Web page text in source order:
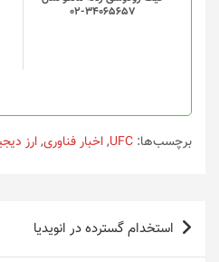
34065657-02
برچسب‌ها: UFC
,اخبار فناوری,ارز
راهبری
نوشته
استخدام گسترده در انویدیا